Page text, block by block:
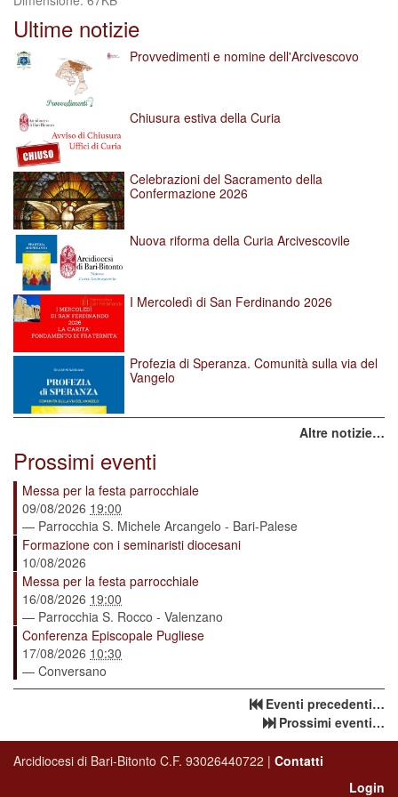
per
vedere
l'immagine
alle
dimensioni
originali…
Ultime notizie
Provvedimenti e nomine dell'Arcivescovo
Chiusura estiva della Curia
Celebrazioni del Sacramento della
Confermazione 2026
Nuova riforma della Curia Arcivescovile
I Mercoledì di San Ferdinando 2026
Profezia di Speranza. Comunità sulla via del
Vangelo
Altre notizie…
Prossimi eventi
Messa per la festa parrocchiale
09/08/2026 19:00
— Parrocchia S. Michele Arcangelo - Bari-Palese
Formazione con i seminaristi diocesani
10/08/2026
Messa per la festa parrocchiale
16/08/2026 19:00
— Parrocchia S. Rocco - Valenzano
Conferenza Episcopale Pugliese
17/08/2026 10:30
— Conversano
Eventi precedenti…
Prossimi eventi…
Arcidiocesi di Bari-Bitonto C.F. 93026440722 | Contatti
Login